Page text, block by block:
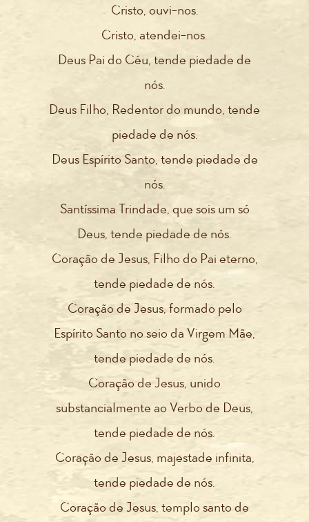
Cristo, ouvi-nos.
Cristo, atendei-nos.
Deus Pai do Céu, tende piedade de
nós.
Deus Filho, Redentor do mundo, tende
piedade de nós.
Deus Espírito Santo, tende piedade de
nós.
Santíssima Trindade, que sois um só
Deus, tende piedade de nós.
Coração de Jesus, Filho do Pai eterno,
tende piedade de nós.
Coração de Jesus, formado pelo
Espírito Santo no seio da Virgem Mãe,
tende piedade de nós.
Coração de Jesus, unido
substancialmente ao Verbo de Deus,
tende piedade de nós.
Coração de Jesus, majestade infinita,
tende piedade de nós.
Coração de Jesus, templo santo de